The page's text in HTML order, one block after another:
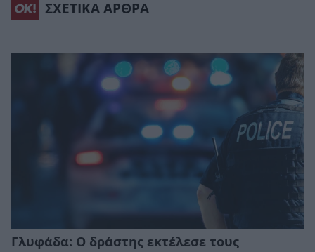
ΣΧΕΤΙΚΑ ΑΡΘΡΑ
Γλυφάδα: Ο δράστης εκτέλεσε τους